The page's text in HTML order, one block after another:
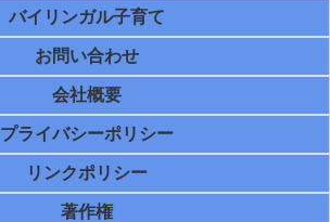
バイリンガル子育て
お問い合わせ
会社概要
プライバシーポリシー
リンクポリシー
著作権